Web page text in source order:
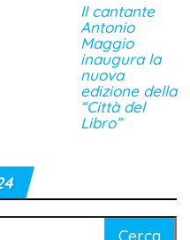
Il cantante
Antonio
Maggio
inaugura la
nuova
edizione della
“Città del
Libro”